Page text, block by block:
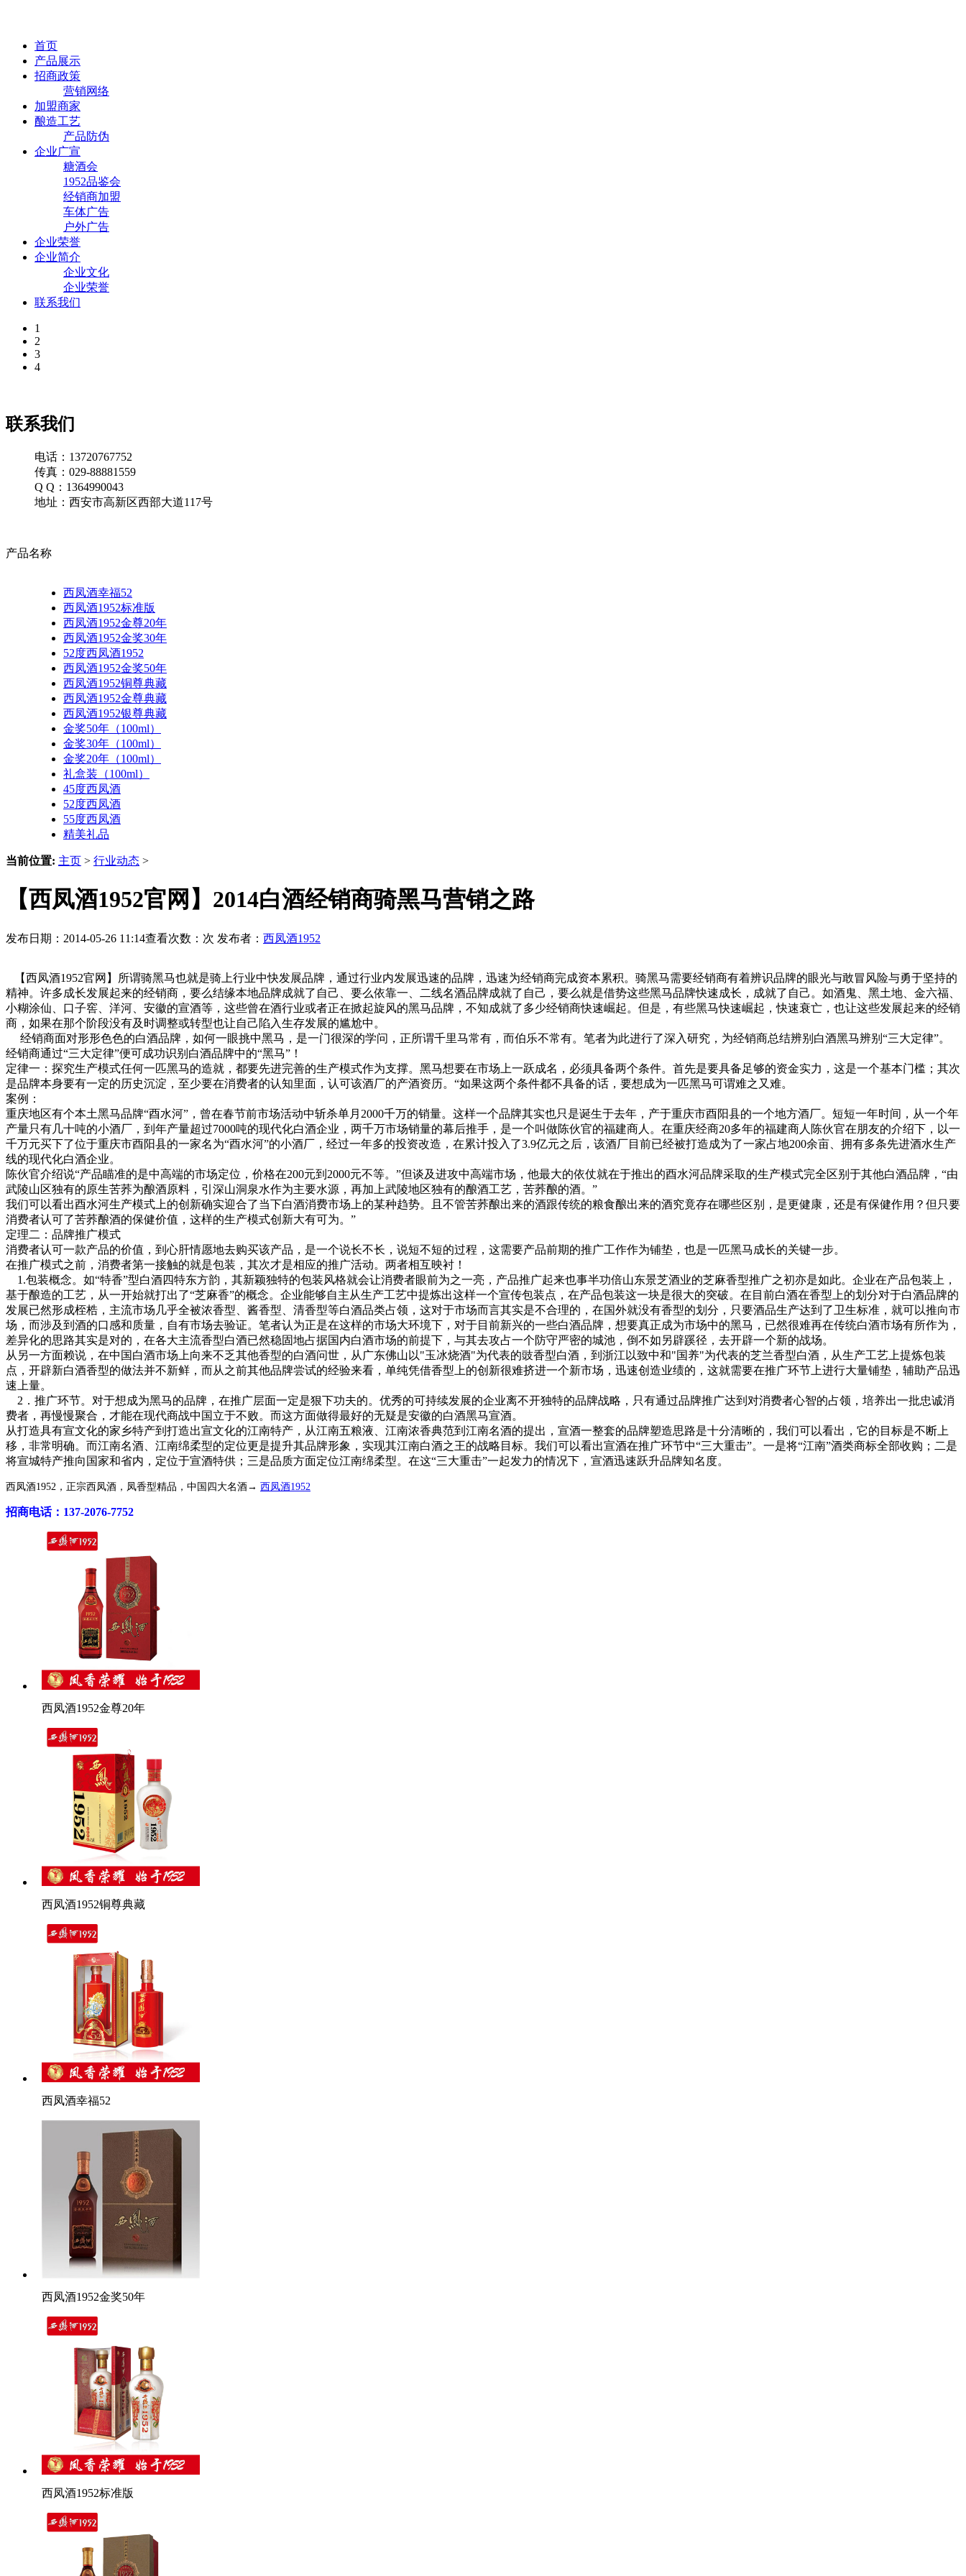
首页
产品展示
招商政策
营销网络
加盟商家
酿造工艺
产品防伪
企业广宣
糖酒会
1952品鉴会
经销商加盟
车体广告
户外广告
企业荣誉
企业简介
企业文化
企业荣誉
联系我们
1
2
3
4
联系我们
电话：13720767752
传真：029-88881559
Q Q：1364990043
地址：西安市高新区西部大道117号
产品名称
西凤酒幸福52
西凤酒1952标准版
西凤酒1952金尊20年
西凤酒1952金奖30年
52度西凤酒1952
西凤酒1952金奖50年
西凤酒1952铜尊典藏
西凤酒1952金尊典藏
西凤酒1952银尊典藏
金奖50年（100ml）
金奖30年（100ml）
金奖20年（100ml）
礼盒装（100ml）
45度西凤酒
52度西凤酒
55度西凤酒
精美礼品
当前位置: 主页 > 行业动态 >
【西凤酒1952官网】2014白酒经销商骑黑马营销之路
发布日期：2014-05-26 11:14查看次数： 次 发布者： 西凤酒1952
【西凤酒1952官网】所谓骑黑马也就是骑上行业中快发展品牌，通过行业内发展迅速的品牌，迅速为经销商完成资本累积。 骑黑马需要经销商有着辨识品牌的眼光与敢冒风险与勇于坚持的
精神。许多成长发展起来的经销商，要么结缘本地品牌成就了自己、要么依靠一、二线名酒品牌成就了自己，要么就是借势这些黑马品牌快速成长，成就了自己。如酒鬼、黑土地、金六福、
小糊涂仙、口子窖、洋河、安徽的宣酒等，这些曾在酒行业或者正在掀起旋风的黑马品牌，不知成就了多少经销商快速崛起。但是，有些黑马快速崛起，快速衰亡，也让这些发展起来的经销
商，如果在那个阶段没有及时调整或转型也让自己陷入生存发展的尴尬中。
经销商面对形形色色的白酒品牌，如何一眼挑中黑马，是一门很深的学问，正所谓千里马常有，而伯乐不常有。笔者为此进行了深入研究，为经销商总结辨别白酒黑马辨别“三大定律”。
经销商通过“三大定律”便可成功识别白酒品牌中的“黑马”！
定律一：探究生产模式任何一匹黑马的造就，都要先进完善的生产模式作为支撑。黑马想要在市场上一跃成名，必须具备两个条件。首先是要具备足够的资金实力，这是一个基本门槛；其次
是品牌本身要有一定的历史沉淀，至少要在消费者的认知里面，认可该酒厂的产酒资历。“如果这两个条件都不具备的话，要想成为一匹黑马可谓难之又难。
案例：
重庆地区有个本土黑马品牌“酉水河”，曾在春节前市场活动中斩杀单月2000千万的销量。这样一个品牌其实也只是诞生于去年，产于重庆市酉阳县的一个地方酒厂。短短一年时间，从一个年
产量只有几十吨的小酒厂，到年产量超过7000吨的现代化白酒企业，两千万市场销量的幕后推手，是一个叫做陈伙官的福建商人。在重庆经商20多年的福建商人陈伙官在朋友的介绍下，以一
千万元买下了位于重庆市酉阳县的一家名为“酉水河”的小酒厂，经过一年多的投资改造，在累计投入了3.9亿元之后，该酒厂目前已经被打造成为了一家占地200余亩、拥有多条先进酒水生产
线的现代化白酒企业。
陈伙官介绍说“产品瞄准的是中高端的市场定位，价格在200元到2000元不等。”但谈及进攻中高端市场，他最大的依仗就在于推出的酉水河品牌采取的生产模式完全区别于其他白酒品牌，“由
武陵山区独有的原生苦荞为酿酒原料，引深山洞泉水作为主要水源，再加上武陵地区独有的酿酒工艺，苦荞酿的酒。”
我们可以看出酉水河生产模式上的创新确实迎合了当下白酒消费市场上的某种趋势。且不管苦荞酿出来的酒跟传统的粮食酿出来的酒究竟存在哪些区别，是更健康，还是有保健作用？但只要
消费者认可了苦荞酿酒的保健价值，这样的生产模式创新大有可为。”
定理二：品牌推广模式
消费者认可一款产品的价值，到心肝情愿地去购买该产品，是一个说长不长，说短不短的过程，这需要产品前期的推广工作作为铺垫，也是一匹黑马成长的关键一步。
在推广模式之前，消费者第一接触的就是包装，其次才是相应的推广活动。两者相互映衬！
1.包装概念。 如“特香”型白酒四特东方韵，其新颖独特的包装风格就会让消费者眼前为之一亮，产品推广起来也事半功倍山东景芝酒业的芝麻香型推广之初亦是如此。企业在产品包装上，
基于酿造的工艺，从一开始就打出了“芝麻香”的概念。 企业能够自主从生产工艺中提炼出这样一个宣传包装点，在产品包装这一块是很大的突破。在目前白酒在香型上的划分对于白酒品牌的
发展已然形成桎梏，主流市场几乎全被浓香型、酱香型、清香型等白酒品类占领，这对于市场而言其实是不合理的，在国外就没有香型的划分，只要酒品生产达到了卫生标准，就可以推向市
场，而涉及到酒的口感和质量，自有市场去验证。笔者认为正是在这样的市场大环境下，对于目前新兴的一些白酒品牌，想要真正成为市场中的黑马，已然很难再在传统白酒市场有所作为，
差异化的思路其实是对的，在各大主流香型白酒已然稳固地占据国内白酒市场的前提下，与其去攻占一个防守严密的城池，倒不如另辟蹊径，去开辟一个新的战场。
从另一方面赖说，在中国白酒市场上向来不乏其他香型的白酒问世，从广东佛山以"玉冰烧酒"为代表的豉香型白酒，到浙江以致中和"国养"为代表的芝兰香型白酒，从生产工艺上提炼包装
点，开辟新白酒香型的做法并不新鲜，而从之前其他品牌尝试的经验来看，单纯凭借香型上的创新很难挤进一个新市场，迅速创造业绩的，这就需要在推广环节上进行大量铺垫，辅助产品迅
速上量。
2．推广环节。 对于想成为黑马的品牌，在推广层面一定是狠下功夫的。优秀的可持续发展的企业离不开独特的品牌战略，只有通过品牌推广达到对消费者心智的占领，培养出一批忠诚消
费者，再慢慢聚合，才能在现代商战中国立于不败。而这方面做得最好的无疑是安徽的白酒黑马宣酒。
从打造具有宣文化的家乡特产到打造出宣文化的江南特产，从江南五粮液、江南浓香典范到江南名酒的提出，宣酒一整套的品牌塑造思路是十分清晰的，我们可以看出，它的目标是不断上
移，非常明确。而江南名酒、江南绵柔型的定位更是提升其品牌形象，实现其江南白酒之王的战略目标。我们可以看出宣酒在推广环节中“三大重击”。一是将“江南”酒类商标全部收购；二是
将宣城特产推向国家和省内，定位于宣酒特供；三是品质方面定位江南绵柔型。在这“三大重击”一起发力的情况下，宣酒迅速跃升品牌知名度。
西凤酒1952，正宗西凤酒，凤香型精品，中国四大名酒→ 西凤酒1952
招商电话：137-2076-7752
西凤酒1952金尊20年
西凤酒1952铜尊典藏
西凤酒幸福52
西凤酒1952金奖50年
西凤酒1952标准版